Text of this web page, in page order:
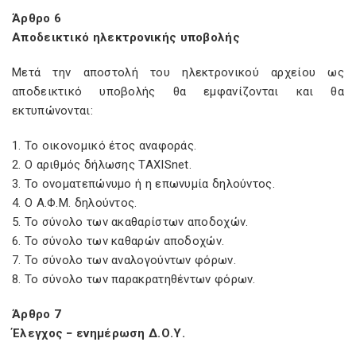
Άρθρο 6
Αποδεικτικό ηλεκτρονικής υποβολής
Μετά την αποστολή του ηλεκτρονικού αρχείου ως
αποδεικτικό υποβολής θα εμφανίζονται και θα
εκτυπώνονται:
1. Το οικονομικό έτος αναφοράς.
2. Ο αριθμός δήλωσης TAXISnet.
3. Το ονοματεπώνυμο ή η επωνυμία δηλούντος.
4. Ο Α.Φ.Μ. δηλούντος.
5. Το σύνολο των ακαθαρίστων αποδοχών.
6. Το σύνολο των καθαρών αποδοχών.
7. Το σύνολο των αναλογούντων φόρων.
8. Το σύνολο των παρακρατηθέντων φόρων.
Άρθρο 7
Έλεγχος − ενημέρωση Δ.Ο.Υ.